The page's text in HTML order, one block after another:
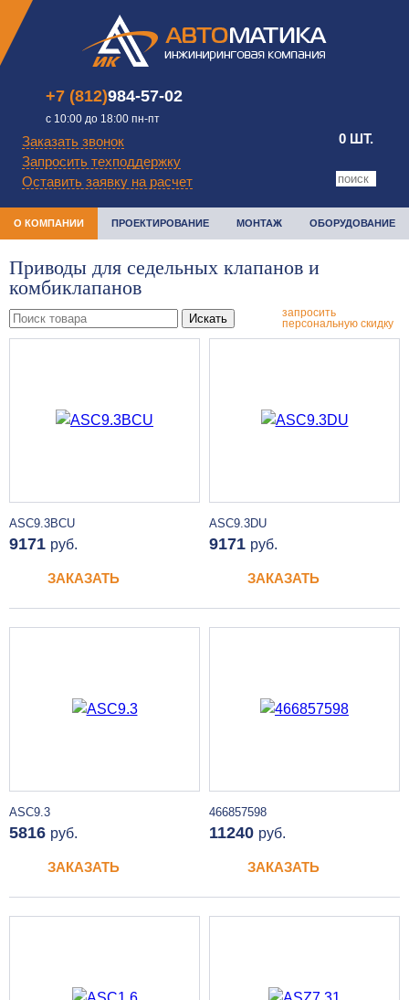
+7 (812)984-57-02
с 10:00 до 18:00 пн-пт
Заказать звонок
Запросить техподдержку
Оставить заявку на расчет
0 ШТ.
О КОМПАНИИ ПРОЕКТИРОВАНИЕ МОНТАЖ ОБОРУДОВАНИЕ
Приводы для седельных клапанов и
комбиклапанов
Искать
запросить
персональную скидку
ASC9.3BCU
9171 руб.
ЗАКАЗАТЬ
ASC9.3DU
9171 руб.
ЗАКАЗАТЬ
ASC9.3
5816 руб.
ЗАКАЗАТЬ
466857598
11240 руб.
ЗАКАЗАТЬ